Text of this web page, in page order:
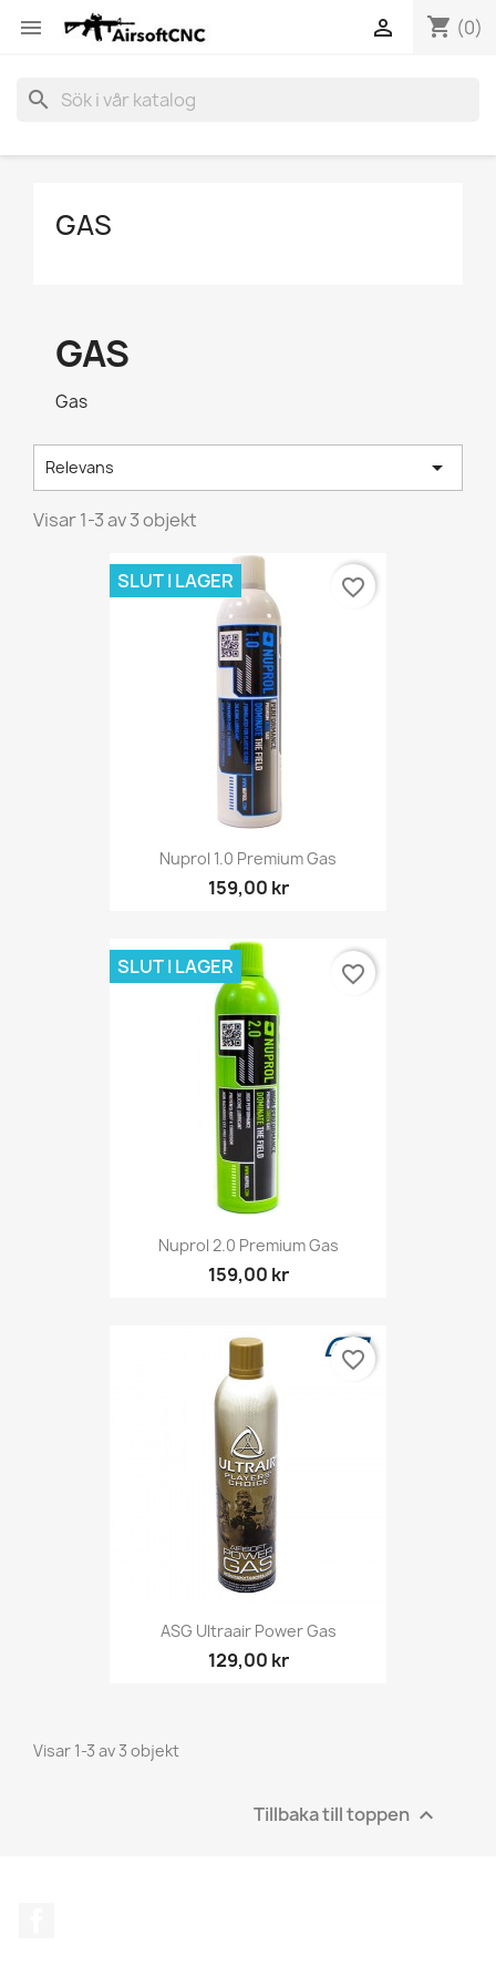
 shopping_cart (0)

search
GAS
GAS
Gas
Relevans 
Visar 1-3 av 3 objekt
Nuprol 1.0 Premium Gas
159,00 kr
SLUT I LAGER favorite_border
Nuprol 2.0 Premium Gas
159,00 kr
SLUT I LAGER favorite_border
ASG Ultraair Power Gas
129,00 kr
favorite_border
Visar 1-3 av 3 objekt
Tillbaka till toppen 